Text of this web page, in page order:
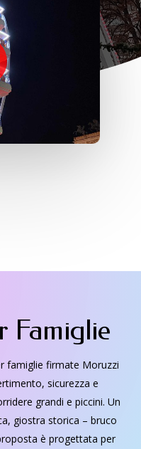
Famiglie
famiglie firmate Moruzzi
sicurezza e
grandi e piccini. Un
giostra storica – bruco
è progettata per